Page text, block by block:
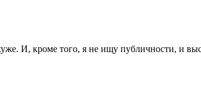
И, кроме того, я не ищу публичности, и